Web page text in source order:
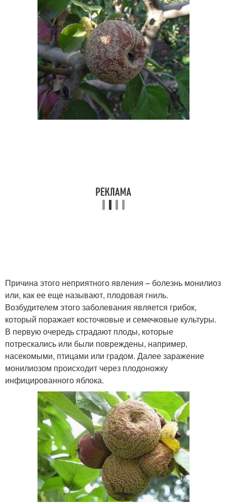
Причина этого неприятного явления – болезнь монилиоз
или, как ее еще называют, плодовая гниль.
Возбудителем этого заболевания является грибок,
который поражает косточковые и семечковые культуры.
В первую очередь страдают плоды, которые
потрескались или были повреждены, например,
насекомыми, птицами или градом. Далее заражение
монилиозом происходит через плодоножку
инфицированного яблока.